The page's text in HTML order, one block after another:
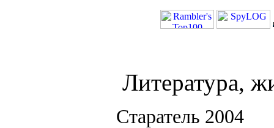
Литература,
Старатель